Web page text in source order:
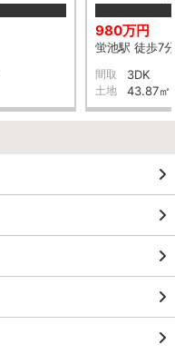
980万円
蛍池駅 徒歩7分
間取 3DK
土地 43.87㎡